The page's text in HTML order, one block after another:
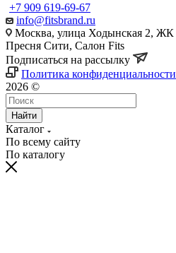
+7 909 619-69-67
info@fitsbrand.ru
Москва, улица Ходынская 2, ЖК
Пресня Сити, Салон Fits
Подписаться на рассылку
Политика конфиденциальности
2026 ©
Найти
Каталог
По всему сайту
По каталогу